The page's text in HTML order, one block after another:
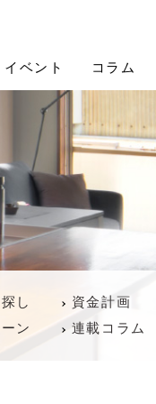
イベント コラム
し 資金計画
ン 連載コラム